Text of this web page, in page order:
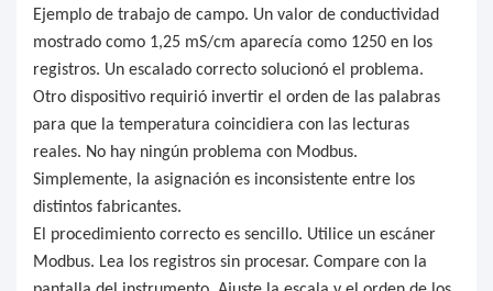
Ejemplo de trabajo de campo. Un valor de conductividad
mostrado como 1,25 mS/cm aparecía como 1250 en los
registros. Un escalado correcto solucionó el problema.
Otro dispositivo requirió invertir el orden de las palabras
para que la temperatura coincidiera con las lecturas
reales. No hay ningún problema con Modbus.
Simplemente, la asignación es inconsistente entre los
distintos fabricantes.
El procedimiento correcto es sencillo. Utilice un escáner
Modbus. Lea los registros sin procesar. Compare con la